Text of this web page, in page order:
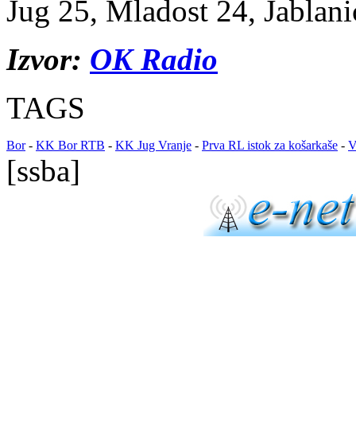
Jug 25, Mladost 24,
Izvor: OK Radio
TAGS
Bor- KK Bor RTB - KK Jug Vranje - Prva RL istok za košarkaše -
[ssba]